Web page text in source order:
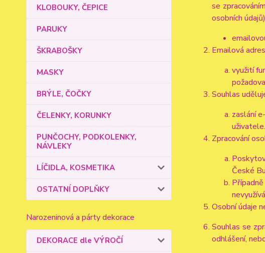
KLOBOUKY, ČEPICE
PARUKY
ŠKRABOŠKY
MASKY
BRÝLE, ČOČKY
ČELENKY, KORUNKY
PUNČOCHY, PODKOLENKY,
NÁVLEKY
LÍČIDLA, KOSMETIKA
OSTATNÍ DOPLŇKY
Narozeninová a párty dekorace
DEKORACE dle VÝROČÍ
se
osobních
Emailová
využití
Souhlas
zaslání
uživatele.
Zpracování
České
Osobní údaje
Souhlas se
odhlášení,